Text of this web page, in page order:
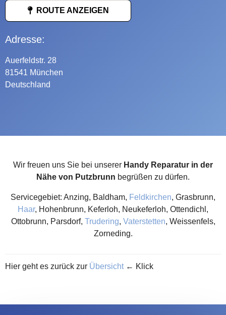
ROUTE ANZEIGEN
Adresse:
Auerfeldstr. 28
81541 München
Deutschland
Wir freuen uns Sie bei unserer Handy Reparatur in der
Nähe von Putzbrunn begrüßen zu dürfen.
Servicegebiet: Anzing, Baldham, Feldkirchen, Grasbrunn,
Haar, Hohenbrunn, Keferloh, Neukeferloh, Ottendichl,
Ottobrunn, Parsdorf, Trudering, Vaterstetten, Weissenfels,
Zorneding.
Hier geht es zurück zur Übersicht← Klick